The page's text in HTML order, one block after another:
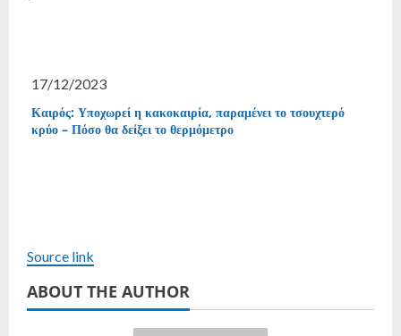
17/12/2023
Καιρός: Υποχωρεί η κακοκαιρία, παραμένει το τσουχτερό
κρύο – Πόσο θα δείξει το θερμόμετρο
Source link
ABOUT THE AUTHOR